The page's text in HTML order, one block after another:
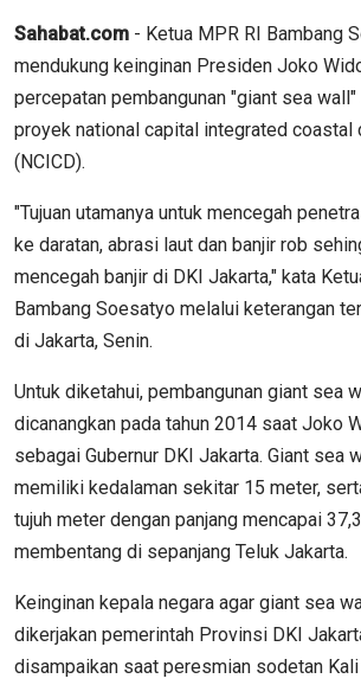
Sahabat.com - Ketua MPR RI Bambang
mendukung keinginan Presiden Joko
percepatan pembangunan "giant sea
proyek national capital integrated coastal
(NCICD).
"Tujuan utamanya untuk mencegah
ke daratan, abrasi laut dan banjir rob
mencegah banjir di DKI Jakarta," kata
Bambang Soesatyo melalui keterangan
di Jakarta, Senin.
Untuk diketahui, pembangunan giant sea
dicanangkan pada tahun 2014 saat Joko
sebagai Gubernur DKI Jakarta. Giant sea
memiliki kedalaman sekitar 15 meter,
tujuh meter dengan panjang mencapai
membentang di sepanjang Teluk Jakarta.
Keinginan kepala negara agar giant sea
dikerjakan pemerintah Provinsi DKI
disampaikan saat peresmian sodetan